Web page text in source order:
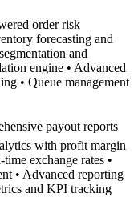
order risk
forecasting and
and
engine • Advanced
• Queue management
payout reports
with profit margin
exchange rates •
• Advanced reporting
and KPI tracking